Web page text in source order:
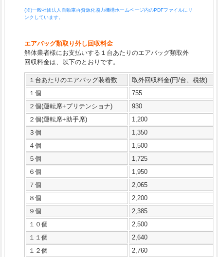
(※)一般社団法人自動車再資源化協力機構ホームページ内のPDFファイルにリ
ンクしています。
エアバッグ類取り外し回収料金
解体業者様にお支払いする１台あたりのエアバッグ類取外
回収料金は、以下のとおりです。
１台あたりのエアバッグ装着数
取外回収料金(円/台、税抜)
１個
755
２個(運転席+プリテンショナ)
930
２個(運転席+助手席)
1,200
３個
1,350
４個
1,500
５個
1,725
６個
1,950
７個
2,065
８個
2,200
９個
2,385
１０個
2,500
１１個
2,640
１２個
2,760